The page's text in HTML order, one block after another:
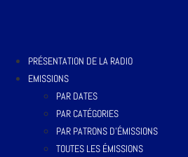
PRÉSENTATION DE LA RADIO
EMISSIONS
PAR DATES
PAR CATÉGORIES
PAR PATRONS D’ÉMISSIONS
TOUTES LES ÉMISSIONS